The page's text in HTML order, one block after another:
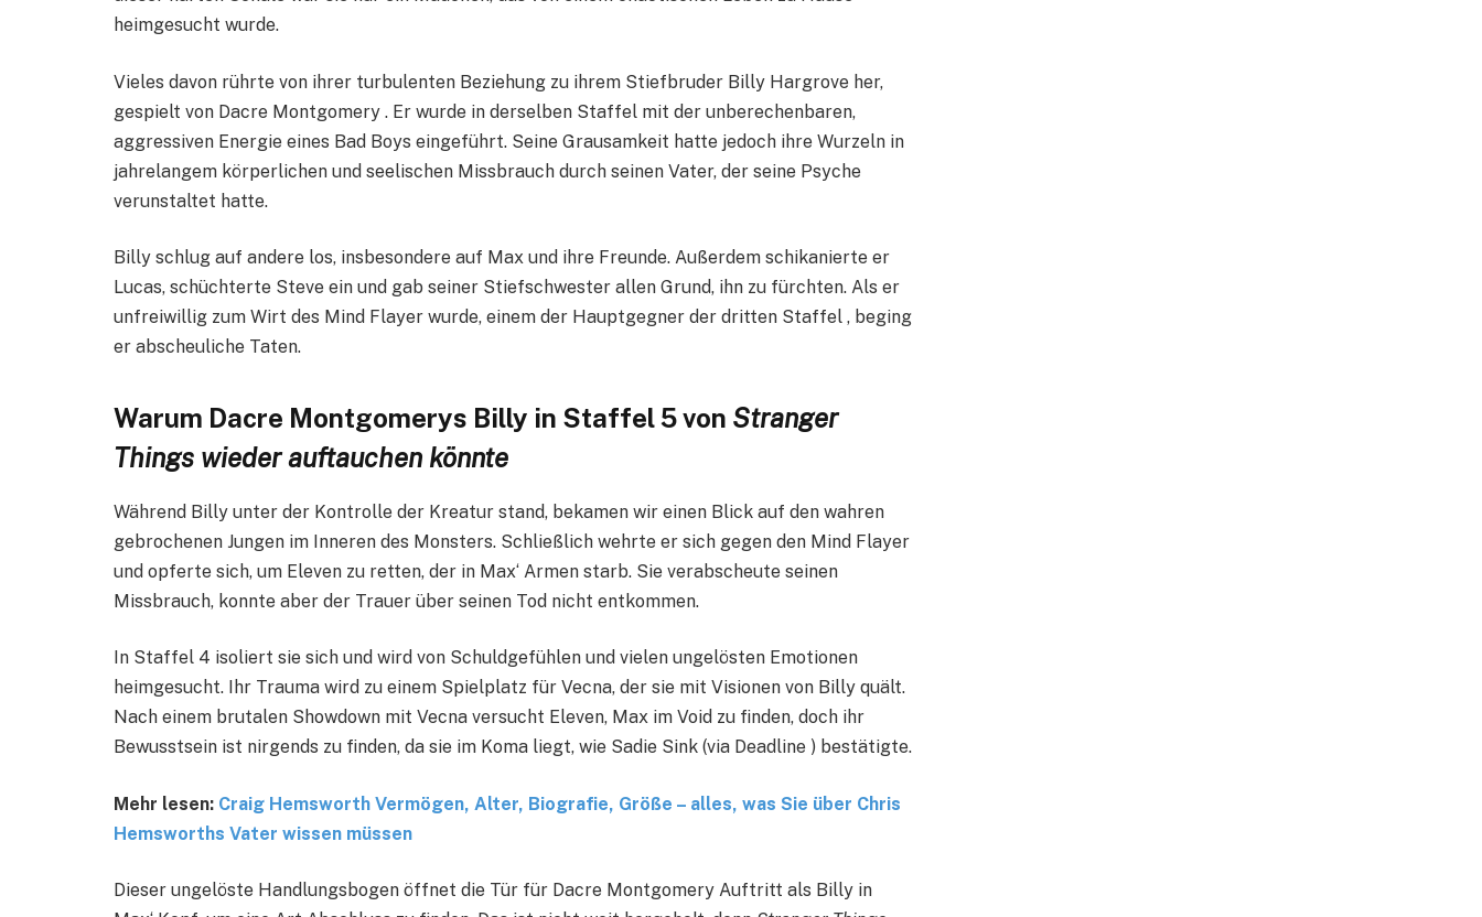
heimgesucht wurde.
Vieles davon rührte von ihrer turbulenten Beziehung zu ihrem Stiefbruder Billy Hargrove her,
gespielt von Dacre Montgomery . Er wurde in derselben Staffel mit der unberechenbaren,
aggressiven Energie eines Bad Boys eingeführt. Seine Grausamkeit hatte jedoch ihre Wurzeln in
jahrelangem körperlichen und seelischen Missbrauch durch seinen Vater, der seine Psyche
verunstaltet hatte.
Billy schlug auf andere los, insbesondere auf Max und ihre Freunde. Außerdem schikanierte er
Lucas, schüchterte Steve ein und gab seiner Stiefschwester allen Grund, ihn zu fürchten. Als er
unfreiwillig zum Wirt des Mind Flayer wurde, einem der Hauptgegner der dritten Staffel , beging
er abscheuliche Taten.
Warum Dacre Montgomerys Billy in Staffel 5 von Stranger
Things wieder auftauchen könnte
Während Billy unter der Kontrolle der Kreatur stand, bekamen wir einen Blick auf den wahren
gebrochenen Jungen im Inneren des Monsters. Schließlich wehrte er sich gegen den Mind Flayer
und opferte sich, um Eleven zu retten, der in Max‘ Armen starb. Sie verabscheute seinen
Missbrauch, konnte aber der Trauer über seinen Tod nicht entkommen.
In Staffel 4 isoliert sie sich und wird von Schuldgefühlen und vielen ungelösten Emotionen
heimgesucht. Ihr Trauma wird zu einem Spielplatz für Vecna, der sie mit Visionen von Billy quält.
Nach einem brutalen Showdown mit Vecna versucht Eleven, Max im Void zu finden, doch ihr
Bewusstsein ist nirgends zu finden, da sie im Koma liegt, wie Sadie Sink (via Deadline ) bestätigte.
Mehr lesen: Craig Hemsworth Vermögen, Alter, Biografie, Größe – alles, was Sie über Chris
Hemsworths Vater wissen müssen
Dieser ungelöste Handlungsbogen öffnet die Tür für Dacre Montgomery Auftritt als Billy in